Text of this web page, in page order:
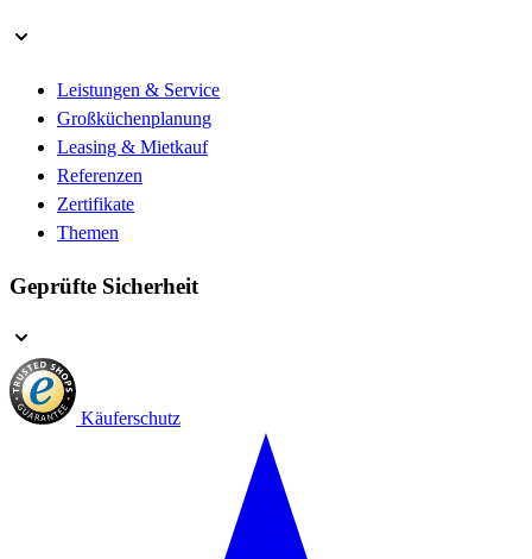
Leistungen & Service
Großküchenplanung
Leasing & Mietkauf
Referenzen
Zertifikate
Themen
Geprüfte Sicherheit
Käuferschutz